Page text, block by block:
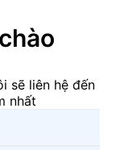
sẽ liên hệ đến
nhất